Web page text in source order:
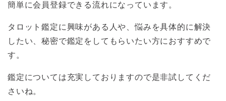
簡単に会員登録できる流れになっています。
タロット鑑定に興味がある人や、悩みを具体的に解決
したい、秘密で鑑定をしてもらいたい方におすすめで
す。
鑑定については充実しておりますので是非試してくだ
さいね。